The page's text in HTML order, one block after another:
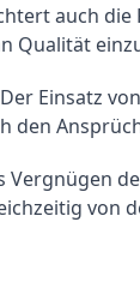
auch die
Qualität
Einsatz
den
von